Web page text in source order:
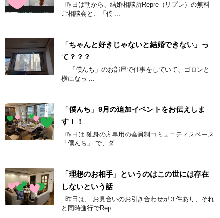
昨日は朝から、結婚相談所Repre（リプレ）の無料
ご相談会と、「僕 ...
「ちゃんと好きじゃないと結婚できない」っ
て？？？
「僕んち」のお部屋で仕事をしていて、ゴロンと
横になっ ...
「僕んち」9月の追加イベントをお伝えしま
す！！
昨日は 独身の方専用の会員制コミュニティスペース
「僕んち」 で、ダ ...
「理想のお相手」というのはこの世には存在
しないという話
昨日は、 お見合いのお引き合わせが３件あり、それ
と同時進行でRep ...